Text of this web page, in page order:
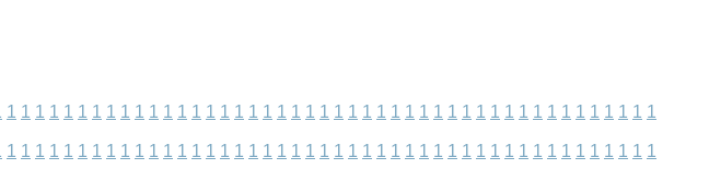
1 1 1 1 1 1 1 1 1 1 1 1 1 1 1 1 1 1 1 1 1 1 1 1 1 1 1 1 1 1 1 1 1 1 1 1 1 1 1 1 1 1 1 1 1 1
1 1 1 1 1 1 1 1 1 1 1 1 1 1 1 1 1 1 1 1 1 1 1 1 1 1 1 1 1 1 1 1 1 1 1 1 1 1 1 1 1 1 1 1 1 1